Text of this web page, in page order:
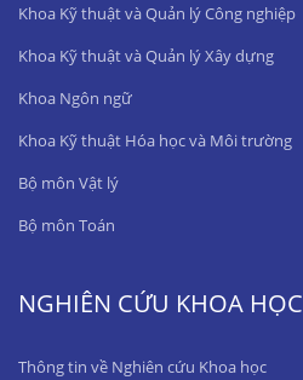
Khoa Kỹ thuật và Quản lý Công nghiệp
Khoa Kỹ thuật và Quản lý Xây dựng
Khoa Ngôn ngữ
Khoa Kỹ thuật Hóa học và Môi trường
Bộ môn Vật lý
Bộ môn Toán
NGHIÊN CỨU KHOA HỌC
Thông tin về Nghiên cứu Khoa học